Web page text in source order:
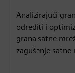
Analizirajući
odrediti i
grana satne
zagušenje satne